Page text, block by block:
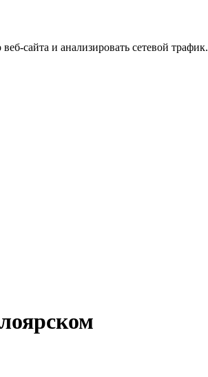
сайта и анализировать сетевой трафик.